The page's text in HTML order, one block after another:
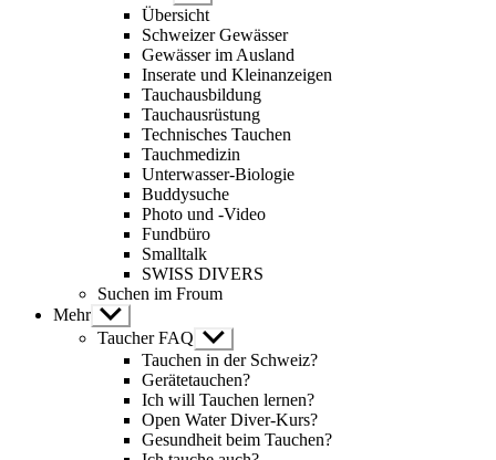
anzeigen
Übersicht
Schweizer Gewässer
Gewässer im Ausland
Inserate und Kleinanzeigen
Tauchausbildung
Tauchausrüstung
Technisches Tauchen
Tauchmedizin
Unterwasser-Biologie
Buddysuche
Photo und -Video
Fundbüro
Smalltalk
SWISS DIVERS
Suchen im Froum
Mehr Untermenü
anzeigen
Taucher FAQ Untermenü
anzeigen
Tauchen in der Schweiz?
Gerätetauchen?
Ich will Tauchen lernen?
Open Water Diver-Kurs?
Gesundheit beim Tauchen?